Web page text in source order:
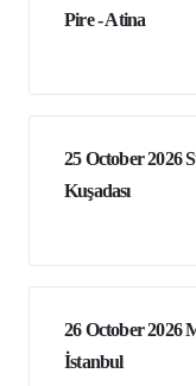
Pire - Atina
25 October 2026
Kuşadası
26 October 2026
İstanbul